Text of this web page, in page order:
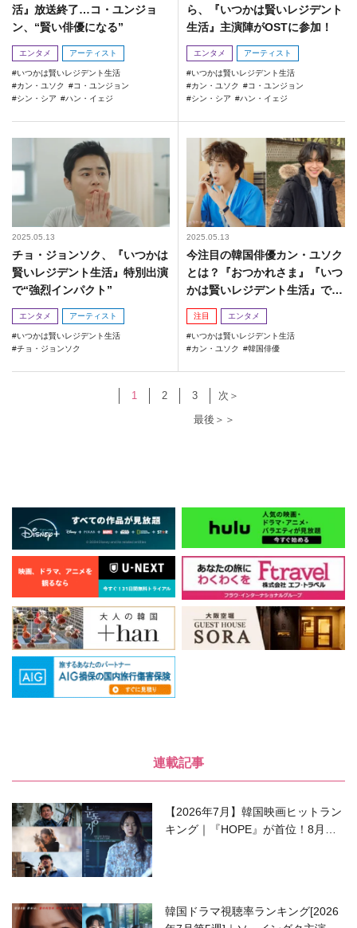
活』放送終了…コ・ユンジョ
ン、“賢い俳優になる”
エンタメ アーティスト
いつかは賢いレジデント生活
カン・ユソク
コ・ユンジョン
シン・シア
ハン・イェジ
ら、『いつかは賢いレジデント
生活』主演陣がOSTに参加！
エンタメ アーティスト
いつかは賢いレジデント生活
カン・ユソク
コ・ユンジョン
シン・シア
ハン・イェジ
2025.05.13
チョ・ジョンソク、『いつかは
賢いレジデント生活』特別出演
で“強烈インパクト”
エンタメ アーティスト
いつかは賢いレジデント生活
チョ・ジョンソク
2025.05.13
今注目の韓国俳優カン・ユソク
とは？『おつかれさま』『いつ
かは賢いレジデント生活』で話
題沸騰中！
注目 エンタメ
いつかは賢いレジデント生活
カン・ユソク
韓国俳優
1 2 3
次＞
最後＞＞
連載記事
【2026年7月】韓国映画ヒットラン
キング｜『HOPE』が首位！8月公
韓国ドラマ視聴率ランキング[2026